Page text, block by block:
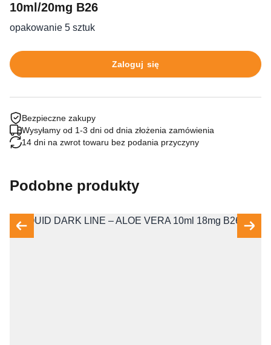
10ml/20mg B26
opakowanie 5 sztuk
Zaloguj się
Bezpieczne zakupy
Wysyłamy od 1-3 dni od dnia złożenia zamówienia
14 dni na zwrot towaru bez podania przyczyny
Podobne produkty